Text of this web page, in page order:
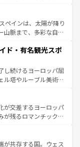
アマルフィ海岸の絶
光の合間には、本場の
料理を堪能することも
い旅をしてみよう！
ペインは、太陽が降り
山脈まで、多彩な自然
ラメンコ、熱気あふ
活の一部となってい
囲気や、バルセロナの
古代ローマ遺跡や中世
るスペインはその個
魅了する。 なお、新着のスペイン情報は コ
ド・有名観光スポ
し続けるヨーロッパ屈
ル塔やルーブル美術館
な宮殿、歴史的な大
自然が、訪れる者を心
食の国としても知ら
ス、プロヴァンスの
楽しみ方が可能だ。さ
が交差するヨーロッパ
が残るロマンチック街
きることがない。ベ
のアルプスの絶景、そ
が共存する国。ウェス